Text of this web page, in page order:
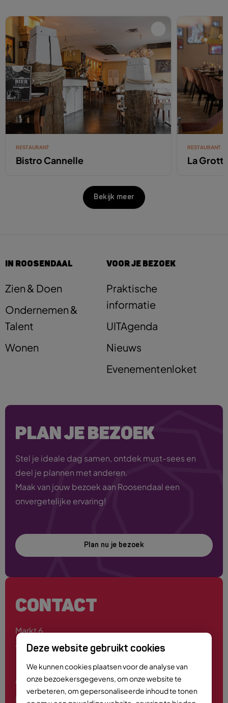
Deze website gebruikt cookies
We kunnen cookies plaatsen voor de analyse van
onze bezoekersgegevens, om onze website te
verbeteren, om gepersonaliseerde inhoud te tonen
RESTAURANT
Bistro Cannelle
RESTAURANT
La
Bekijk meer
IN ROOSENDAAL
Zien & Doen
Ondernemen &
Talent
Wonen
VOOR JE BEZOEK
Praktische
informatie
UITAgenda
Nieuws
Evenementenloket
PLAN JE BEZOEK
Stel je ideale dag samen, ontdek must-sees en
deel je plannen met anderen.
Maak van jouw bezoek aan Roosendaal een
onvergetelijke ervaring!
Plan nu je bezoek
CONTACT
Markt 6
4701 PE Roosendaal
0165 - 55 44 00
info@roosendaalcitymarketing.nl